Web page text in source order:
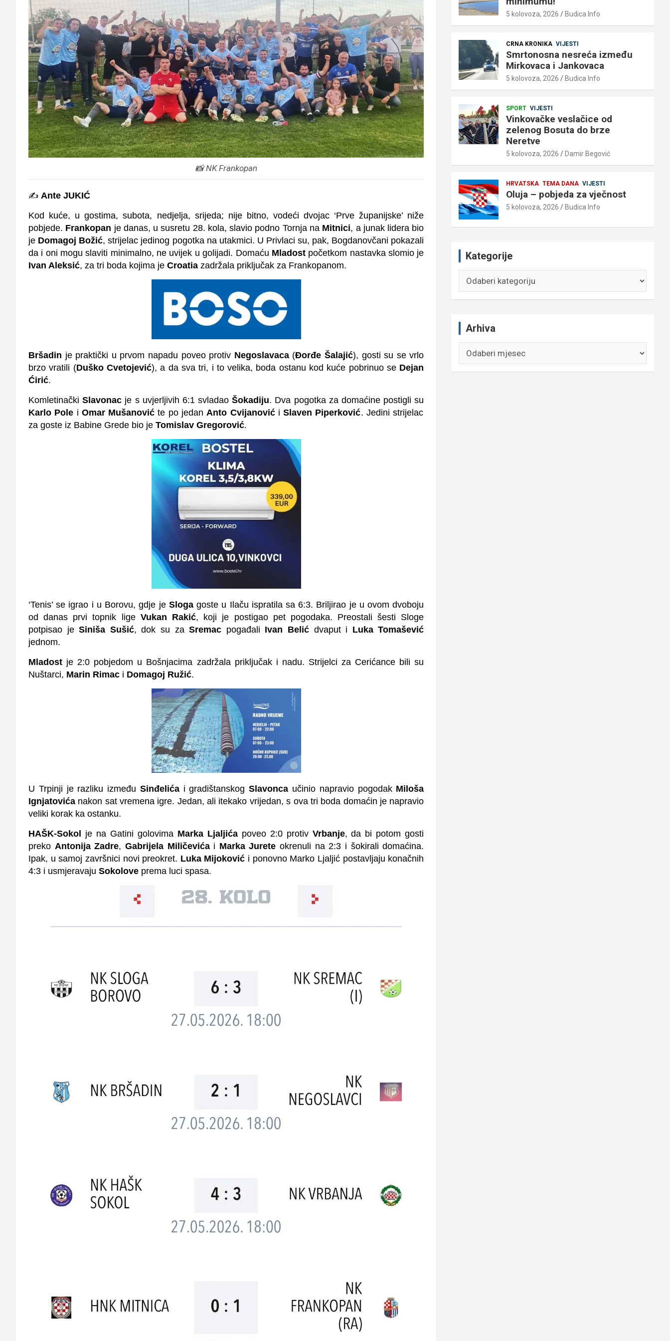
📸 NK Frankopan
✍️ Ante JUKIĆ
Kod kuće, u gostima, subota, nedjelja, srijeda; nije bitno, vodeći dvojac ‘Prve županijske’ niže
pobjede. Frankopan je danas, u susretu 28. kola, slavio podno Tornja na Mitnici, a junak lidera bio
je Domagoj Božić, strijelac jedinog pogotka na utakmici. U Privlaci su, pak, Bogdanovčani pokazali
da i oni mogu slaviti minimalno, ne uvijek u golijadi. Domaću Mladostpočetkom nastavka slomio je
Ivan Aleksić, za tri boda kojima je Croatia zadržala priključak za Frankopanom.
Bršadin je praktički u prvom napadu poveo protiv Negoslavaca(Đorđe Šalajić), gosti su se vrlo
brzo vratili (Duško Cvetojević), a da sva tri, i to velika, boda ostanu kod kuće pobrinuo se Dejan
Ćirić.
Komletinački Slavonac je s uvjerljivih 6:1 svladaoŠokadiju. Dva pogotka za domaćine postigli su
Karlo Pole i Omar Mušanović te po jedanAnto CvijanovićiSlaven Piperković. Jedini strijelac
za goste iz Babine Grede bio je Tomislav Gregorović.
‘Tenis’ se igrao i u Borovu, gdje je Slogagoste u Ilaču ispratila sa 6:3. Briljirao je u ovom dvoboju
od danas prvi topnik lige Vukan Rakić, koji je postigao pet pogodaka. Preostali šesti Sloge
potpisao jeSiniša Sušić, dok su zaSremac pogađali Ivan Belić dvaput i Luka Tomašević
jednom.
Mladost je 2:0 pobjedom u Bošnjacima zadržala priključak i nadu. Strijelci za Cerićance bili su
Nuštarci, Marin Rimac i Domagoj Ružić.
U Trpinji je razliku između Sinđelićai gradištanskogSlavonca učinio napravio pogodak Miloša
Ignjatovića nakon sat vremena igre. Jedan, ali itekako vrijedan, s ova tri boda domaćin je napravio
veliki korak ka ostanku.
HAŠK-Sokol
je na Gatini golovima Marka Ljaljićapoveo 2:0 protiv Vrbanje, da bi potom gosti
preko Antonija Zadre, Gabrijela Miličevićai Marka Jurete okrenuli na 2:3 i šokirali domaćina.
Ipak, u samoj završnici novi preokret. Luka Mijoković i ponovno Marko Ljaljić postavljaju konačnih
4:3 i usmjeravaju Sokolove prema luci spasa.
5 kolovoza, 2026 Budica Info
CRNA KRONIKA VIJESTI
Smrtonosna nesreća između
Mirkovaca i Jankovaca
5 kolovoza, 2026 Budica Info
SPORT VIJESTI
Vinkovačke veslačice od
zelenog Bosuta do brze
Neretve
5 kolovoza, 2026 Damir Begović
HRVATSKA TEMA DANA VIJESTI
Oluja – pobjeda za vječnost
5 kolovoza, 2026 Budica Info
Kategorije
Arhiva